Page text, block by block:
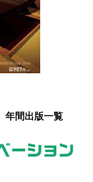
年間出版一覧